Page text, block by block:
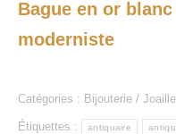
Bague en or
moderniste
Catégories : Bijouterie /
Étiquettes : antiquaire